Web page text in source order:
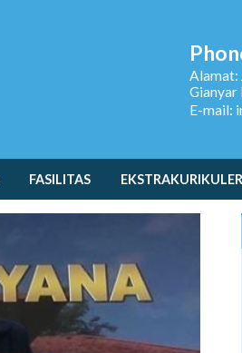
Alamat:
Gianyar
E-mail:
FASILITAS EKSTRAKURIKULER